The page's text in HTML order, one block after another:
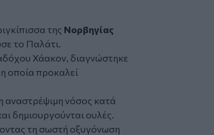
της Νορβηγίας
το Παλάτι.
Χάακον, διαγνώστηκε
οποία προκαλεί
αναστρέψιμη νόσος κατά
δημιουργούνται ουλές.
τη σωστή οξυγόνωση